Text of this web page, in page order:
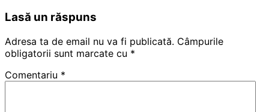
Lasă un răspuns
Adresa ta de email nu va fi publicată. Câmpurile
obligatorii sunt marcate cu *
Comentariu *